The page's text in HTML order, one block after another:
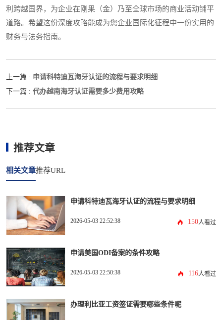
利跨越国界，为企业在刚果（金）乃至全球市场的商业活动铺平
道路。希望这份深度攻略能成为您企业国际化征程中一份实用的
财务与法务指南。
上一篇 : 申请科特迪瓦海牙认证的流程与要求明细
下一篇 : 代办越南海牙认证需要多少费用攻略
推荐文章
相关文章推荐URL
申请科特迪瓦海牙认证的流程与要求明细
2026-05-03 22:52:38 150人看过
申请美国ODI备案的条件攻略
2026-05-03 22:50:38 116人看过
办理利比亚工资签证需要哪些条件呢